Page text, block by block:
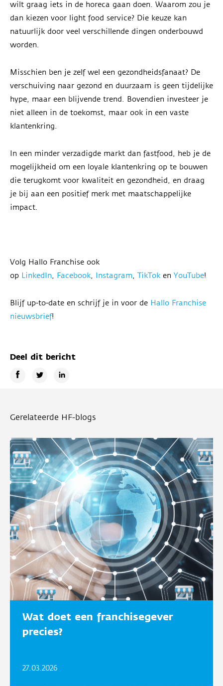
wilt graag iets in de horeca gaan doen. Waarom zou je
dan kiezen voor light food service? Die keuze kan
natuurlijk door veel verschillende dingen onderbouwd
worden.
Misschien ben je zelf wel een gezondheidsfanaat? De
verschuiving naar gezond en duurzaam is geen tijdelijke
hype, maar een blijvende trend. Bovendien investeer je
niet alleen in de toekomst, maar ook in een vaste
klantenkring.
In een minder verzadigde markt dan fastfood, heb je de
mogelijkheid om een loyale klantenkring op te bouwen
die terugkomt voor kwaliteit en gezondheid, en draag
je bij aan een positief merk met maatschappelijke
impact.
Volg Hallo Franchise ook
op LinkedIn, Facebook, Instagram, TikTok en YouTube!
Blijf up-to-date en schrijf je in voor de Hallo Franchise
nieuwsbrief!
Deel dit bericht
Gerelateerde HF-blogs
Wat doet een franchisegever
precies?
27.03.2026